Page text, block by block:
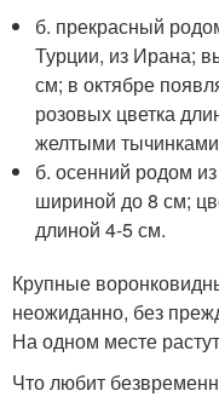
б. прекрасный
Турции, из Ирана;
см; в октябре
розовых цветка
желтыми
б. осенний родом
шириной до 8 см;
длиной 4-5 см.
Крупные
неожиданно, без
На одном месте
Что любит